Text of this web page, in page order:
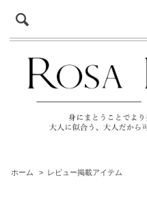
ホーム > レビュー掲載アイテム